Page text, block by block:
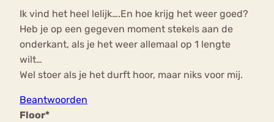
Ik vind het heel lelijk….En hoe krijg het weer goed?
Heb je op een gegeven moment stekels aan de
onderkant, als je het weer allemaal op 1 lengte
wilt…
Wel stoer als je het durft hoor, maar niks voor mij.
Beantwoorden
Floor*